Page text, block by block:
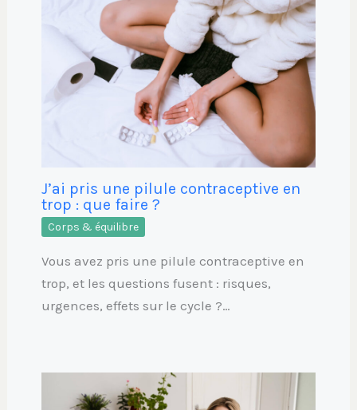
J’ai pris une pilule contraceptive en
trop : que faire ?
Corps & équilibre
Vous avez pris une pilule contraceptive en
trop, et les questions fusent : risques,
urgences, effets sur le cycle ?…